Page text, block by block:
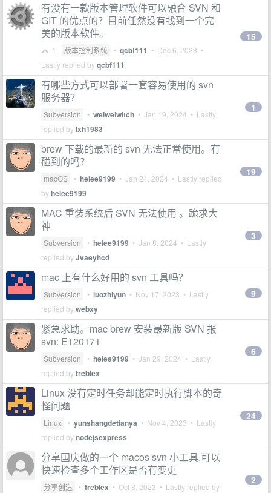
有没有一款版本管理软件可以融合 SVN 和
GIT 的优点的？目前任然没有找到一个完
美的版本软件。
1 版本控制系统 • qcbf111 • Dec 6, 2023 •
Lastly replied byqcbf111
15
有哪些方式可以部署一套容易使用的 svn
服务器？
Subversion • weiweiwitch • Jan 19, 2024 • Lastly
replied bylxh1983
1
brew 下载的最新的 svn 无法正常使用。有
碰到的吗？
macOS • helee9199 • Jan 24, 2024 • Lastly replied
byhelee9199
19
MAC 重装系统后 SVN 无法使用 。跪求大
神
Subversion • helee9199 • Jan 8, 2024 • Lastly
replied byJvaeyhcd
3
mac 上有什么好用的 svn 工具吗？
Subversion • luozhiyun • Nov 17, 2023 • Lastly
replied bywebxy
9
紧急求助。mac brew 安装最新版 SVN 报
svn: E120171
Subversion • helee9199 • Jan 29, 2024 • Lastly
replied bytreblex
6
Linux 没有定时任务却能定时执行脚本的奇
怪问题
Linux • yunshangdetianya • Nov 4, 2023 • Lastly
replied bynodejsexpress
24
分享国庆做的一个 macos svn 小工具,可以
快速检查多个工作区是否有变更
分享创造 • treblex • Oct 8, 2023 • Lastly replied by
2